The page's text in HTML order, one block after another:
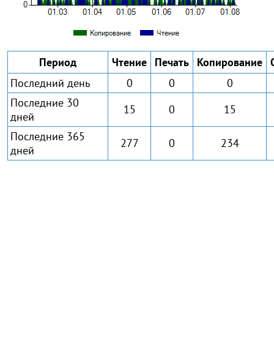
Период Чтение Печать Копирование
Последний день
0 0
0
Последние 30
дней
15 0
15
Последние 365
дней
277 0 234